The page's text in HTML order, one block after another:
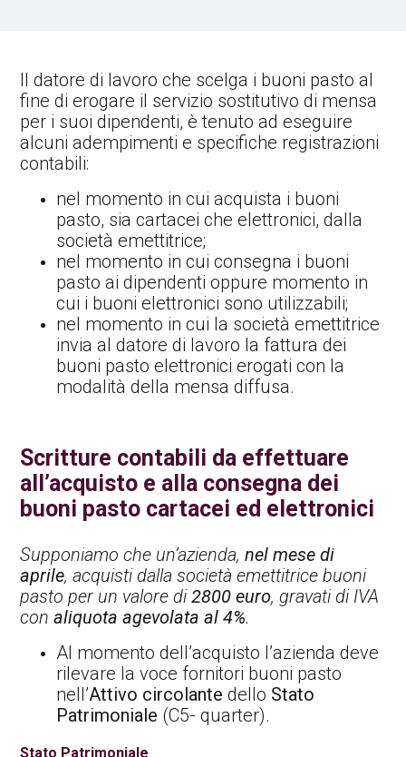
Il datore di lavoro che scelga i buoni pasto al
fine di erogare il servizio sostitutivo di mensa
per i suoi dipendenti, è tenuto ad eseguire
alcuni adempimenti e specifiche registrazioni
contabili:
nel momento in cui acquista i buoni
pasto, sia cartacei che elettronici, dalla
società emettitrice;
nel momento in cui consegna i buoni
pasto ai dipendenti oppure momento in
cui i buoni elettronici sono utilizzabili;
nel momento in cui la società emettitrice
invia al datore di lavoro la fattura dei
buoni pasto elettronici erogati con la
modalità della mensa diffusa.
Scritture contabili da effettuare
all’acquisto e alla consegna dei
buoni pasto cartacei ed elettronici
Supponiamo che un’azienda,nel mese di
aprile, acquisti dalla società emettitrice buoni
pasto per un valore di2800 euro, gravati di IVA
conaliquota agevolata al 4%.
Al momento dell’acquisto l’azienda deve
rilevare la voce fornitori buoni pasto
nell’Attivo circolante dello Stato
Patrimoniale (C5- quarter).
Stato Patrimoniale